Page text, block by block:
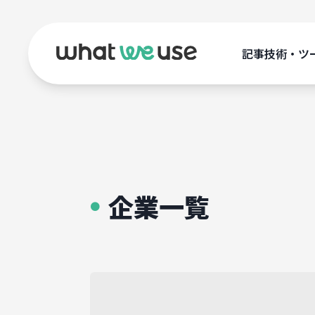
記事技術・ツ
● 企業一覧